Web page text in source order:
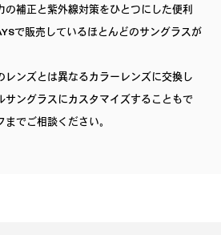
の補正と紫外線対策をひとつにした便利
で販売しているほとんどのサングラスが
レンズとは異なるカラーレンズに交換し
サングラスにカスタマイズすることもで
までご相談ください。